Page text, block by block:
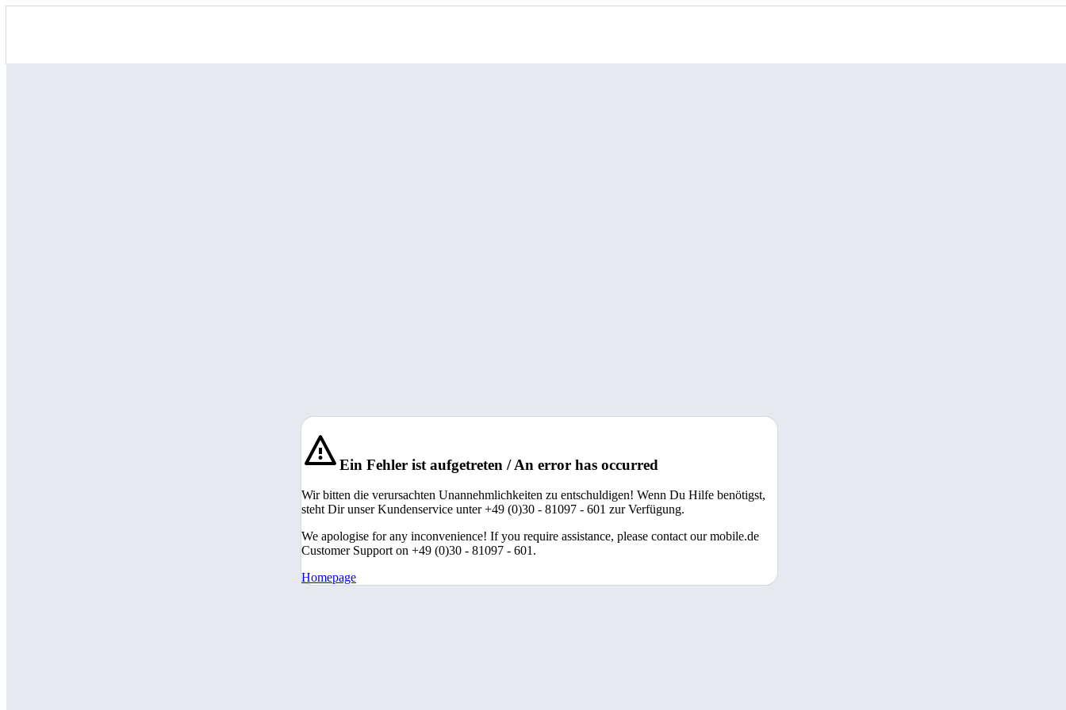
Ein Fehler ist aufgetreten / An error has occurred
Wir bitten die verursachten Unannehmlichkeiten zu entschuldigen! Wenn Du Hilfe benötigst,
steht Dir unser Kundenservice unter +49 (0)30 - 81097 - 601 zur Verfügung.
We apologise for any inconvenience! If you require assistance, please contact our mobile.de
Customer Support on +49 (0)30 - 81097 - 601.
Homepage